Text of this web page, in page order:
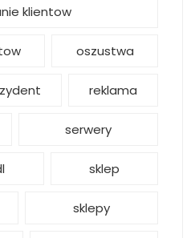
klientow
oszustwa
reklama
serwery
sklep
sklepy